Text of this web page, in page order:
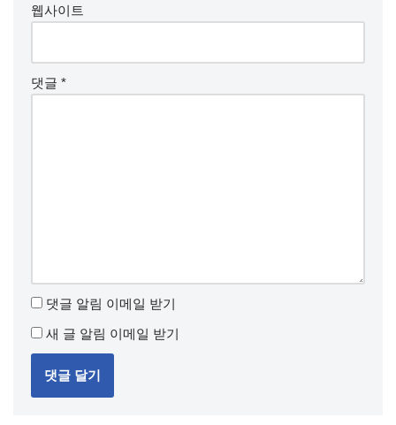
웹사이트
댓글 *
댓글 알림 이메일 받기
새 글 알림 이메일 받기